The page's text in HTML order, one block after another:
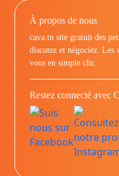
À propos de nous
cava.tn site gratuit des
discutez et négociez. Les
vous en simple clic.
Restez connecté avec